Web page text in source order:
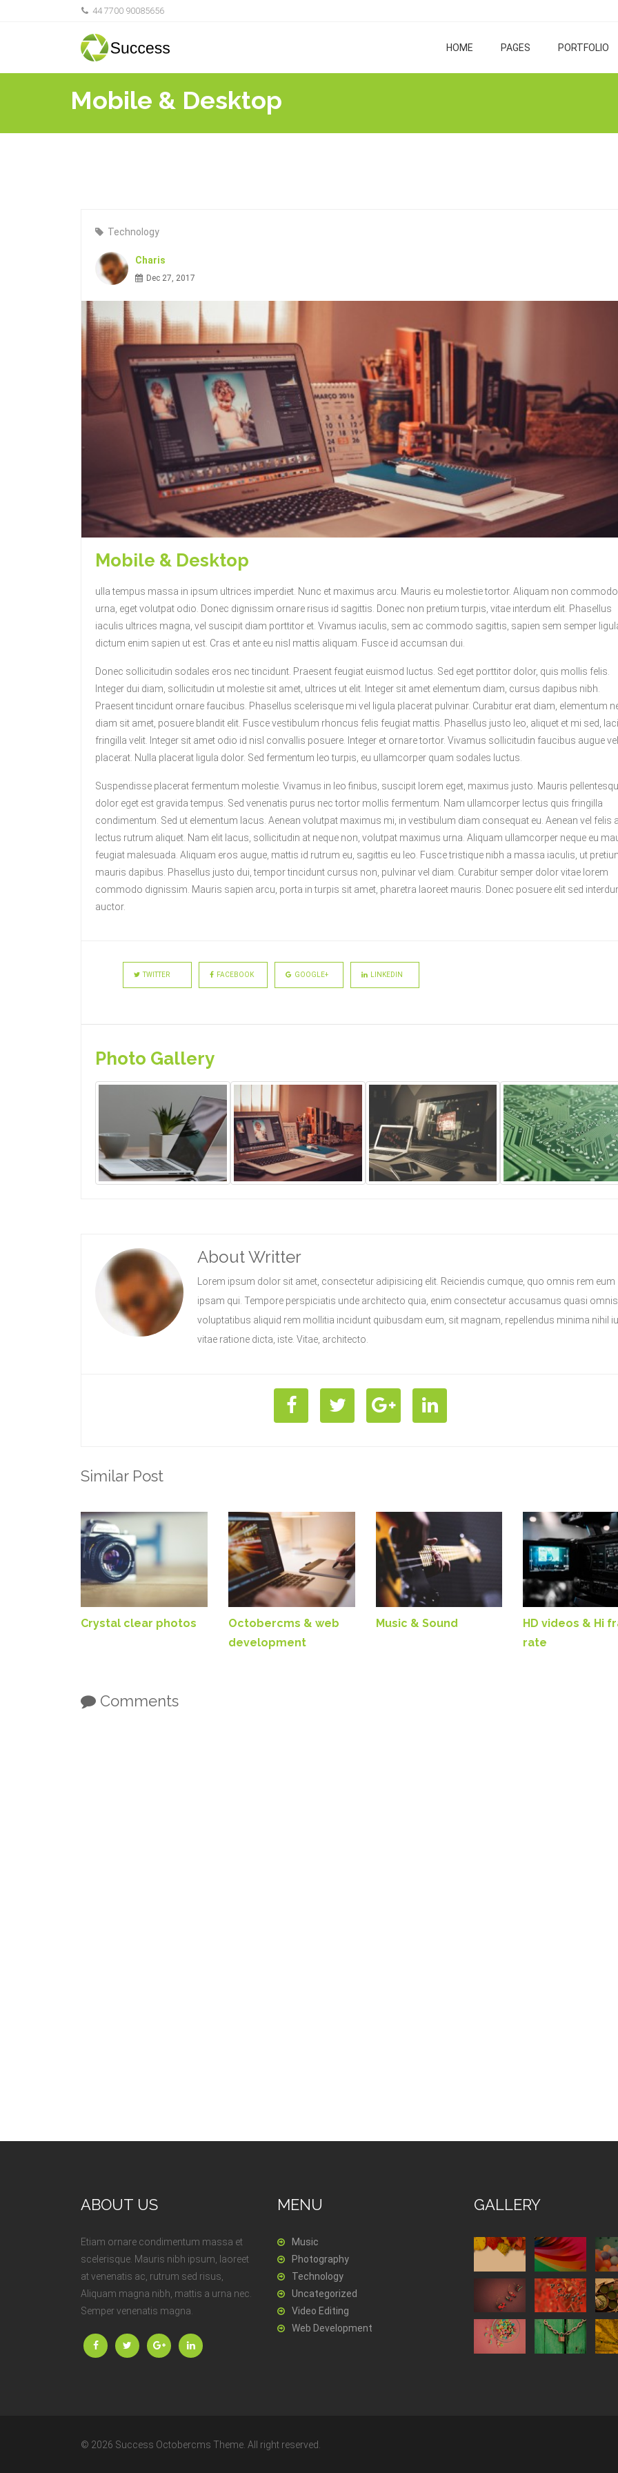
44 7700 90085656
HOME PAGES PORTFOLIO
Mobile & Desktop
Technology
Charis
Dec 27, 2017
Mobile & Desktop
ulla tempus massa in ipsum ultrices imperdiet. Nunc et maximus arcu. Mauris eu molestie tortor. Aliquam non commodo
urna, eget volutpat odio. Donec dignissim ornare risus id sagittis. Donec non pretium turpis, vitae interdum elit. Phasellus
iaculis ultrices magna, vel suscipit diam porttitor et. Vivamus iaculis, sem ac commodo sagittis, sapien sem semper
dictum enim sapien ut est. Cras et ante eu nisl mattis aliquam. Fusce id accumsan dui.
Donec sollicitudin sodales eros nec tincidunt. Praesent feugiat euismod luctus. Sed eget porttitor dolor, quis mollis felis.
Integer dui diam, sollicitudin ut molestie sit amet, ultrices ut elit. Integer sit amet elementum diam, cursus dapibus nibh.
Praesent tincidunt ornare faucibus. Phasellus scelerisque mi vel ligula placerat pulvinar. Curabitur erat diam, elementum
diam sit amet, posuere blandit elit. Fusce vestibulum rhoncus felis feugiat mattis. Phasellus justo leo, aliquet et mi sed,
fringilla velit. Integer sit amet odio id nisl convallis posuere. Integer et ornare tortor. Vivamus sollicitudin faucibus augue vel
placerat. Nulla placerat ligula dolor. Sed fermentum leo turpis, eu ullamcorper quam sodales luctus.
Suspendisse placerat fermentum molestie. Vivamus in leo finibus, suscipit lorem eget, maximus justo. Mauris
dolor eget est gravida tempus. Sed venenatis purus nec tortor mollis fermentum. Nam ullamcorper lectus quis fringilla
condimentum. Sed ut elementum lacus. Aenean volutpat maximus mi, in vestibulum diam consequat eu. Aenean vel felis
lectus rutrum aliquet. Nam elit lacus, sollicitudin at neque non, volutpat maximus urna. Aliquam ullamcorper neque eu
feugiat malesuada. Aliquam eros augue, mattis id rutrum eu, sagittis eu leo. Fusce tristique nibh a massa iaculis, ut
mauris dapibus. Phasellus justo dui, tempor tincidunt cursus non, pulvinar vel diam. Curabitur semper dolor vitae lorem
commodo dignissim. Mauris sapien arcu, porta in turpis sit amet, pharetra laoreet mauris. Donec posuere elit sed
auctor.
TWITTER FACEBOOK GOOGLE+ LINKEDIN
Photo Gallery
About Writter
Lorem ipsum dolor sit amet, consectetur adipisicing elit. Reiciendis cumque, quo omnis rem eum
ipsam qui. Tempore perspiciatis unde architecto quia, enim consectetur accusamus quasi omnis
voluptatibus aliquid rem mollitia incidunt quibusdam eum, sit magnam, repellendus minima nihil
vitae ratione dicta, iste. Vitae, architecto.
Similar Post
Crystal clear photos
Octobercms & web
development
Music & Sound
HD videos & Hi
rate
Comments
ABOUT US
Etiam ornare condimentum massa et
scelerisque. Mauris nibh ipsum, laoreet
at venenatis ac, rutrum sed risus,
Aliquam magna nibh, mattis a urna nec.
Semper venenatis magna.
MENU
Music
Photography
Technology
Uncategorized
Video Editing
Web Development
GALLERY
© 2026 Success Octobercms Theme. All right reserved.